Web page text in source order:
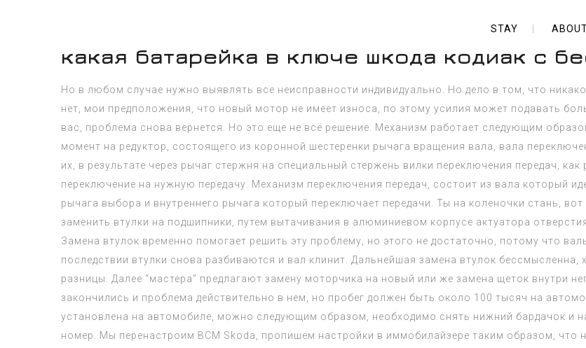
STAY
какая батарейка в ключе шкода кодиак с
Но в любом случае нужно выявлять все неисправности индивидуально. Но дело в том, что
нет, мои предположения, что новый мотор не имеет износа, по этому усилия может подавать
вас, проблема снова вернется. Но это еще не всё решение. Механизм работает следующим
момент на редуктор, состоящего из коронной шестеренки рычага вращения вала, вала
их, в результате через рычаг стержня на специальный стержень вилки переключения передач,
переключение на нужную передачу. Механизм переключения передач, состоит из вала который
рычага выбора и внутреннего рычага который переключает передачи. Ты на коленочки стань,
заменить втулки на подшипники, путем вытачивания в алюминиевом корпусе актуатора
Замена втулок временно помогает решить эту проблему, но этого не достаточно, потому что
последствии втулки снова разбиваются и вал клинит. Дальнейшая замена втулок бессмысленна,
разницы. Далее “мастера” предлагают замену моторчика на новый или же замена щеток внутри
закончились и проблема действительно в нем, но пробег должен быть около 100 тысяч на
установлена на автомобиле, можно следующим образом, необходимо снять нижний бардачок и
номер. Мы перенастроим BCM Skoda, пропишем настройки в иммобилайзере таким образом, что